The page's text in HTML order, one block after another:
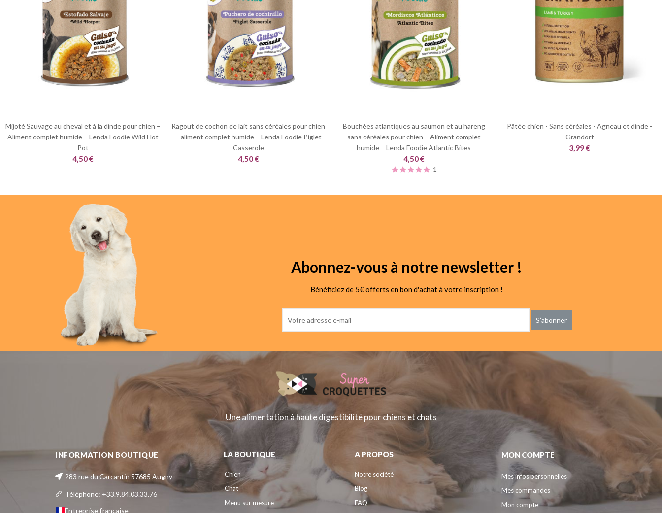
Mijoté Sauvage au cheval et à la dinde pour chien –
Aliment complet humide – Lenda Foodie Wild Hot
Pot
4,50 €
Ragout de cochon de lait sans céréales pour chien
– aliment complet humide – Lenda Foodie Piglet
Casserole
4,50 €
Bouchées atlantiques au saumon et au hareng
sans céréales pour chien – Aliment complet
humide – Lenda Foodie Atlantic Bites
4,50 €
1
Pâtée chien - Sans céréales - Agneau et dinde -
Grandorf
3,99 €
Abonnez-vous à notre newsletter !
Bénéficiez de 5€ offerts en bon d'achat à votre inscription !
S’abonner
Une alimentation à haute digestibilité pour chiens et chats
INFORMATION BOUTIQUE
283 rue du Carcantin 57685 Augny
Téléphone: +33.9.84.03.33.76
Entreprise française
LA BOUTIQUE
Chien
Chat
Menu sur mesure
A PROPOS
Notre société
Blog
FAQ
MON COMPTE
Mes infos personnelles
Mes commandes
Mon compte